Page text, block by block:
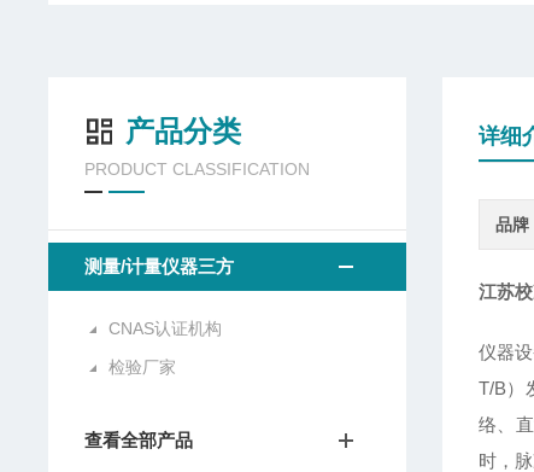
详细
品牌
江苏
仪器
T/B）
络、
时，
产品分类
PRODUCT CLASSIFICATION
测量/计量仪器三方
CNAS认证机构
检验厂家
查看全部产品